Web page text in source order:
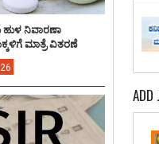
ADD
ಹುಳ ನಿವಾರಣಾ
ಮಾತ್ರೆ ವಿತರಣೆ